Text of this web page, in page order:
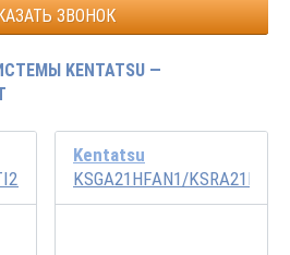
ЗВОНОК
KENTATSU —
Kentatsu
KSGA21HFAN1/